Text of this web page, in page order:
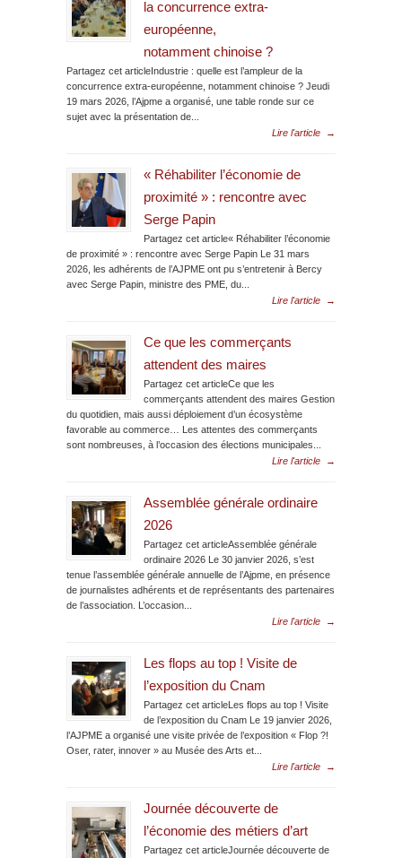
la concurrence extra-
européenne,
notamment chinoise ?
Partagez cet articleIndustrie : quelle est l’ampleur de la
concurrence extra-européenne, notamment chinoise ? Jeudi
19 mars 2026, l’Ajpme a organisé, une table ronde sur ce
sujet avec la présentation de...
Lire l'article
→
« Réhabiliter l’économie de
proximité » : rencontre avec
Serge Papin
Partagez cet article« Réhabiliter l’économie
de proximité » : rencontre avec Serge Papin Le 31 mars
2026, les adhérents de l’AJPME ont pu s’entretenir à Bercy
avec Serge Papin, ministre des PME, du...
Lire l'article
→
Ce que les commerçants
attendent des maires
Partagez cet articleCe que les
commerçants attendent des maires Gestion
du quotidien, mais aussi déploiement d’un écosystème
favorable au commerce… Les attentes des commerçants
sont nombreuses, à l’occasion des élections municipales...
Lire l'article
→
Assemblée générale ordinaire
2026
Partagez cet articleAssemblée générale
ordinaire 2026 Le 30 janvier 2026, s’est
tenue l’assemblée générale annuelle de l’Ajpme, en présence
de journalistes adhérents et de représentants des partenaires
de l’association. L’occasion...
Lire l'article
→
Les flops au top ! Visite de
l’exposition du Cnam
Partagez cet articleLes flops au top ! Visite
de l’exposition du Cnam Le 19 janvier 2026,
l’AJPME a organisé une visite privée de l’exposition « Flop ?!
Oser, rater, innover » au Musée des Arts et...
Lire l'article
→
Journée découverte de
l’économie des métiers d’art
Partagez cet articleJournée découverte de